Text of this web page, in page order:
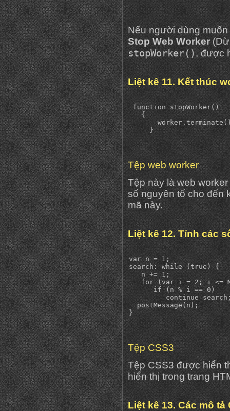
Nếu người dùng
Stop Web Worker
stopWorker(), được
Liệt kê 11. Kết thúc
function stopWorker()
   {
Tệp web worker
Tệp này là web
số nguyên tố cho đến
mã này.
Liệt kê 12. Tính các
var n = 1;
search: while (true) {
   n += 1;
for (var i = 2; i <=
      if (n % i == 0)
continue
  postMessage(n);
}
Tệp CSS3
Tệp CSS3 được hiển
hiển thị trong trang
Liệt kê 13. Các mô tả